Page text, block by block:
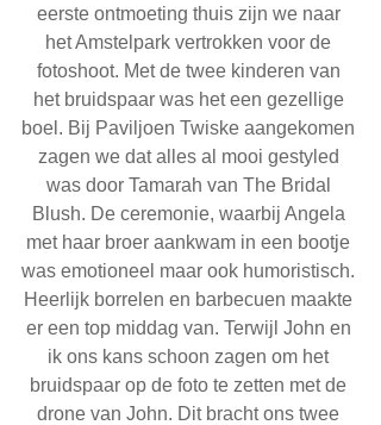
eerste ontmoeting thuis zijn we naar
het Amstelpark vertrokken voor de
fotoshoot. Met de twee kinderen van
het bruidspaar was het een gezellige
boel. Bij Paviljoen Twiske aangekomen
zagen we dat alles al mooi gestyled
was door Tamarah van The Bridal
Blush. De ceremonie, waarbij Angela
met haar broer aankwam in een bootje
was emotioneel maar ook humoristisch.
Heerlijk borrelen en barbecuen maakte
er een top middag van. Terwijl John en
ik ons kans schoon zagen om het
bruidspaar op de foto te zetten met de
drone van John. Dit bracht ons twee